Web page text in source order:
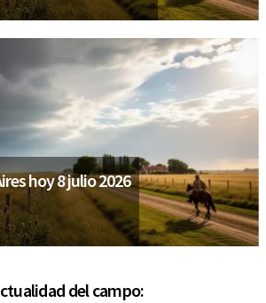
hoy 8 julio 2026
del campo: